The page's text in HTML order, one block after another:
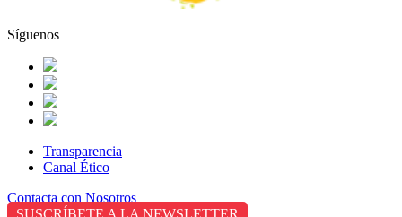
Síguenos
Transparencia
Canal Ético
Contacta con Nosotros
SUSCRÍBETE A LA NEWSLETTER